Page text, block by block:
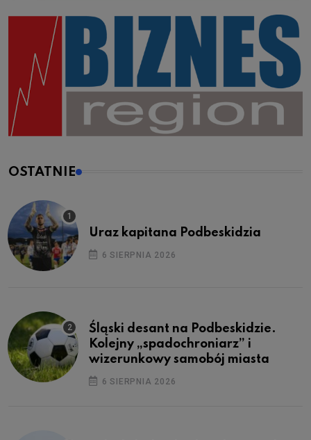
OSTATNIE
Uraz kapitana Podbeskidzia
6 SIERPNIA 2026
Śląski desant na Podbeskidzie.
Kolejny „spadochroniarz” i
wizerunkowy samobój miasta
6 SIERPNIA 2026